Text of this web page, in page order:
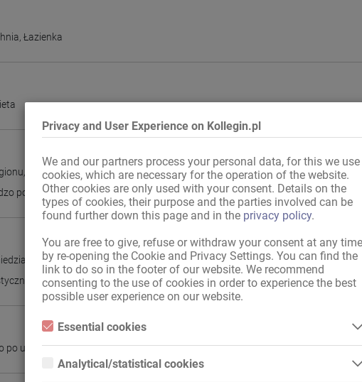
Privacy and User Experience on Kollegin.pl
We and our partners process your personal data, for this we use
cookies, which are necessary for the operation of the website.
Other cookies are only used with your consent. Details on the
types of cookies, their purpose and the parties involved can be
found further down this page and in the privacy policy.
You are free to give, refuse or withdraw your consent at any time
by re-opening the Cookie and Privacy Settings. You can find the
link to do so in the footer of our website. We recommend
consenting to the use of cookies in order to experience the best
possible user experience on our website.
Essential cookies
Essential cookies are all cookies necessary for the operation of the
properly without these cookies.
Analytical/statistical cookies
,Łazienka
Niemcy,Kraj UE,międzynarodowe, legalnie
podstawowy niemiecki
,Wtorek,Środa, Czwartek,Piątek, Sobota,Niedziela
czas pracy
po uzgodnieniu